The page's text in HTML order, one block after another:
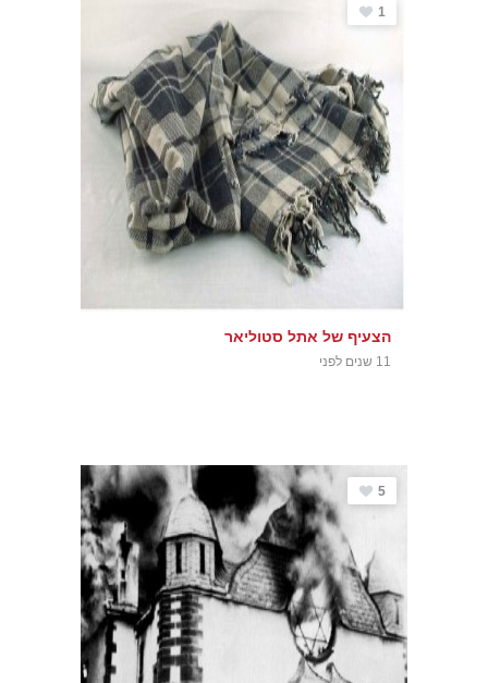
1
הצעיף של אתל סטוליאר
11 שנים לפני
5